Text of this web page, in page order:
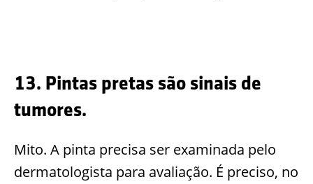
13. Pintas pretas são sinais de
tumores.
Mito. A pinta precisa ser examinada pelo
dermatologista para avaliação. É preciso, no